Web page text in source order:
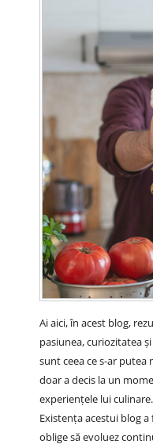
Ai aici, în acest blog,
pasiunea, curiozitatea
sunt ceea ce s-ar
doar a decis la un
experiențele lui culinare.
Existența acestui blog
oblige să evoluez